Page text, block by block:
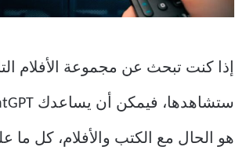
إذا كنت تبحث عن مجموعة الأفلام
هو الحال مع الكتب والأفلام، كل ما